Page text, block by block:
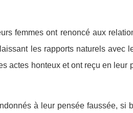
femmes ont renoncé aux
les rapports naturels avec
actes honteux et ont reçu en leur
à leur pensée faussée, si